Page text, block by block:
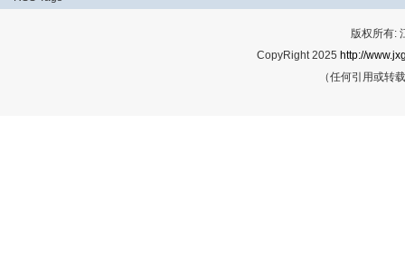
版权所有:
CopyRight 2025 http://
（任何引用或转